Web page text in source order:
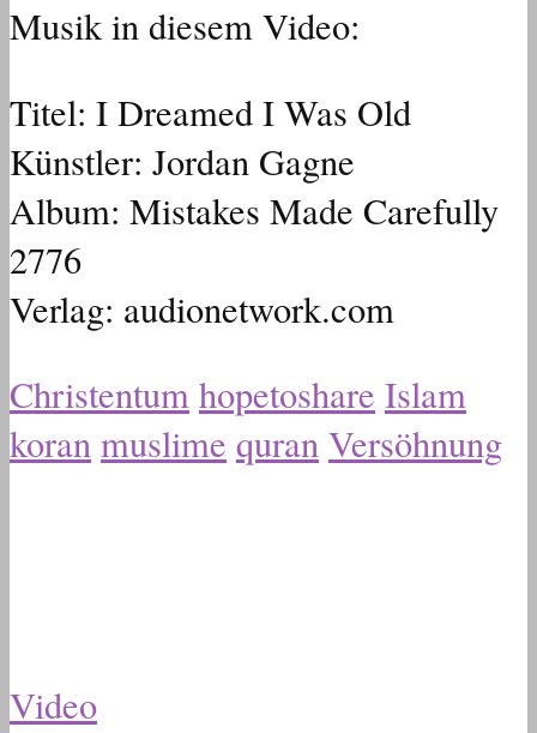
Musik in diesem Video:
Titel: I Dreamed I Was Old
Künstler: Jordan Gagne
Album: Mistakes Made Carefully
2776
Verlag: audionetwork.com
Christentumhopetoshare Islam
koranmuslime quranVersöhnung
Video